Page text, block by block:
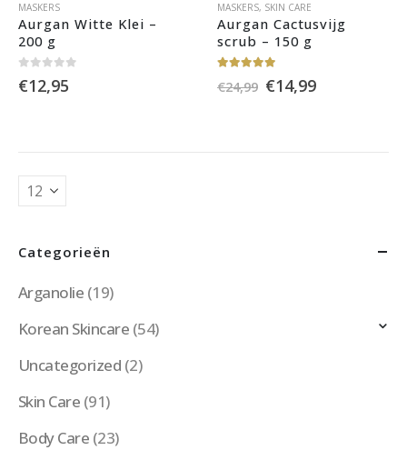
MASKERS
Aurgan Witte Klei –
200 g
€12,95
MASKERS, SKIN CARE
Aurgan Cactusvijg
scrub – 150 g
€24,99 Oorspronkelijke
prijs
€14,99Huidige
Categorieën
Arganolie (19)
Korean Skincare (54)
Uncategorized (2)
Skin Care (91)
Body Care (23)